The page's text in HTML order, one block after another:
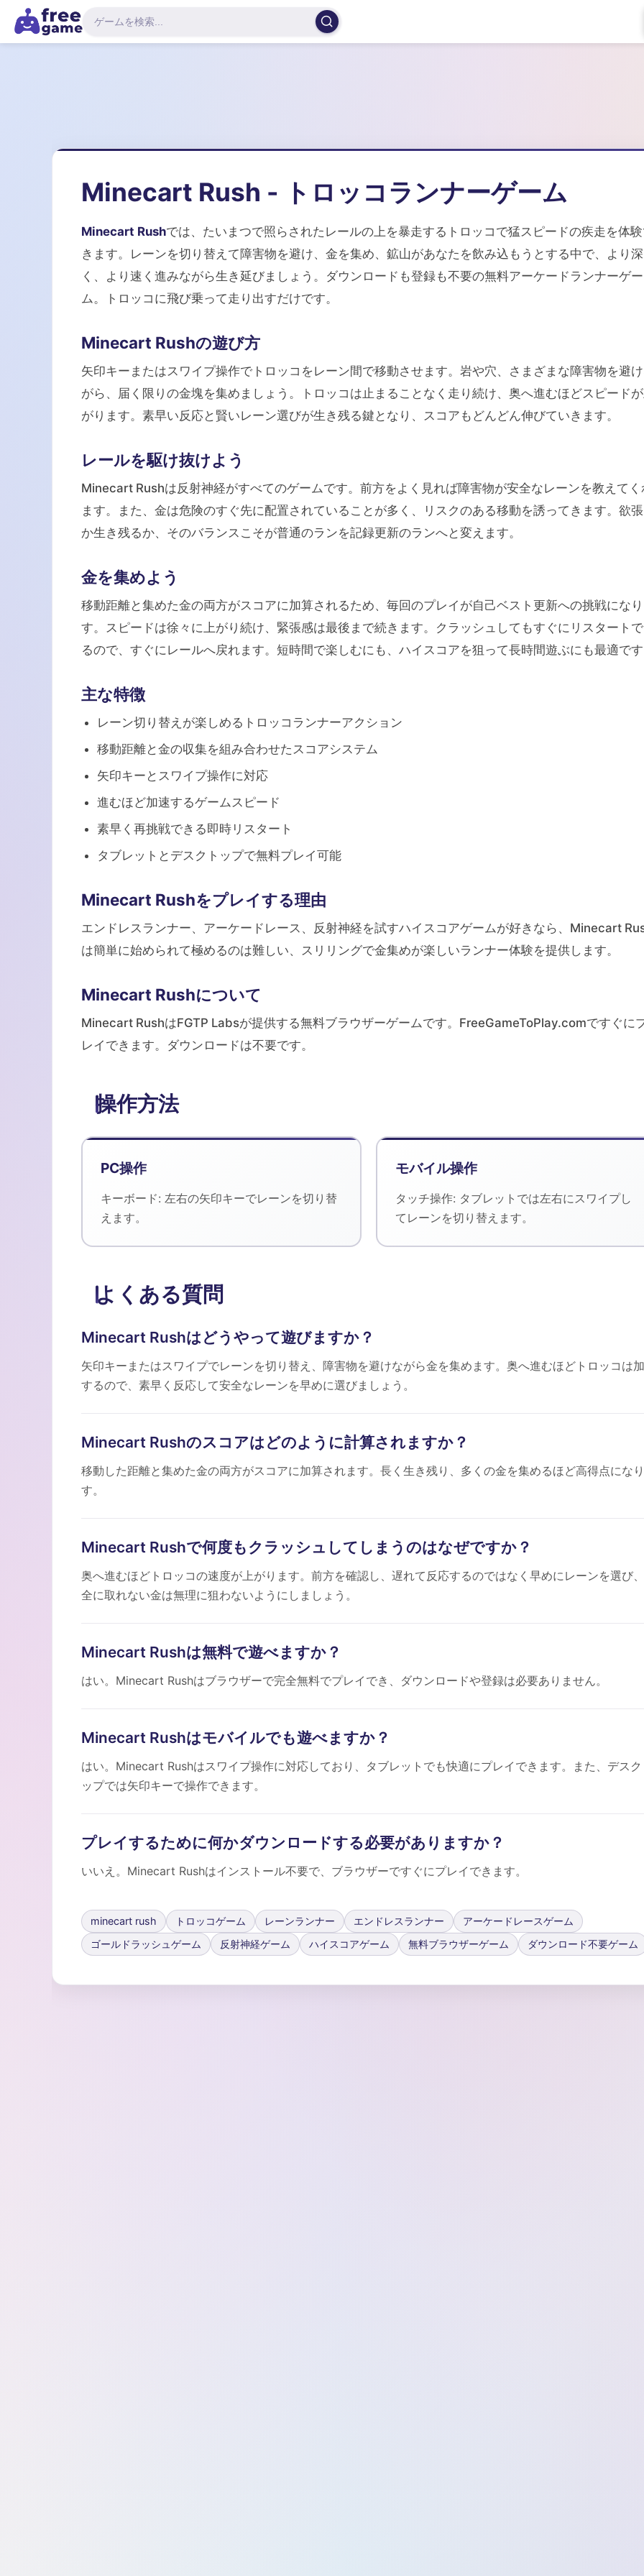
Minecart Rush - トロッコランナーゲーム
Minecart Rushでは、たいまつで照らされたレールの上を暴走するトロッコで猛スピードの疾走を体
きます。レーンを切り替えて障害物を避け、金を集め、鉱山があなたを飲み込もうとする中で、より深
く、より速く進みながら生き延びましょう。ダウンロードも登録も不要の無料アーケードランナーゲー
ム。トロッコに飛び乗って走り出すだけです。
Minecart Rushの遊び方
矢印キーまたはスワイプ操作でトロッコをレーン間で移動させます。岩や穴、さまざまな障害物を避
がら、届く限りの金塊を集めましょう。トロッコは止まることなく走り続け、奥へ進むほどスピード
がります。素早い反応と賢いレーン選びが生き残る鍵となり、スコアもどんどん伸びていきます。
レールを駆け抜けよう
Minecart Rushは反射神経がすべてのゲームです。前方をよく見れば障害物が安全なレーンを教えてく
ます。また、金は危険のすぐ先に配置されていることが多く、リスクのある移動を誘ってきます。欲
か生き残るか、そのバランスこそが普通のランを記録更新のランへと変えます。
金を集めよう
移動距離と集めた金の両方がスコアに加算されるため、毎回のプレイが自己ベスト更新への挑戦にな
す。スピードは徐々に上がり続け、緊張感は最後まで続きます。クラッシュしてもすぐにリスタート
るので、すぐにレールへ戻れます。短時間で楽しむにも、ハイスコアを狙って長時間遊ぶにも最適で
主な特徴
レーン切り替えが楽しめるトロッコランナーアクション
移動距離と金の収集を組み合わせたスコアシステム
矢印キーとスワイプ操作に対応
進むほど加速するゲームスピード
素早く再挑戦できる即時リスタート
タブレットとデスクトップで無料プレイ可能
Minecart Rushをプレイする理由
エンドレスランナー、アーケードレース、反射神経を試すハイスコアゲームが好きなら、Minecart
は簡単に始められて極めるのは難しい、スリリングで金集めが楽しいランナー体験を提供します。
Minecart Rushについて
Minecart RushはFGTP Labsが提供する無料ブラウザーゲームです。FreeGameToPlay.comですぐに
レイできます。ダウンロードは不要です。
操作方法
PC操作
キーボード: 左右の矢印キーでレーンを切り替
えます。
モバイル操作
タッチ操作: タブレットでは左右にスワイプし
てレーンを切り替えます。
よくある質問
Minecart Rushはどうやって遊びますか？
矢印キーまたはスワイプでレーンを切り替え、障害物を避けながら金を集めます。奥へ進むほどトロッコは
するので、素早く反応して安全なレーンを早めに選びましょう。
Minecart Rushのスコアはどのように計算されますか？
移動した距離と集めた金の両方がスコアに加算されます。長く生き残り、多くの金を集めるほど高得点にな
す。
Minecart Rushで何度もクラッシュしてしまうのはなぜですか？
奥へ進むほどトロッコの速度が上がります。前方を確認し、遅れて反応するのではなく早めにレーンを選び
全に取れない金は無理に狙わないようにしましょう。
Minecart Rushは無料で遊べますか？
はい。Minecart Rushはブラウザーで完全無料でプレイでき、ダウンロードや登録は必要ありません。
Minecart Rushはモバイルでも遊べますか？
はい。Minecart Rushはスワイプ操作に対応しており、タブレットでも快適にプレイできます。また、デス
ップでは矢印キーで操作できます。
プレイするために何かダウンロードする必要がありますか？
いいえ。Minecart Rushはインストール不要で、ブラウザーですぐにプレイできます。
minecart rush トロッコゲーム レーンランナー エンドレスランナー
アーケードレースゲーム
ゴールドラッシュゲーム
反射神経ゲーム ハイスコアゲーム 無料ブラウザーゲーム ダウンロード不要ゲーム